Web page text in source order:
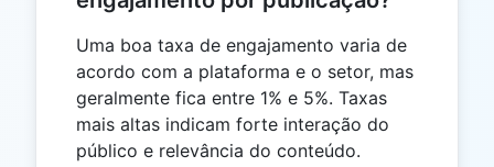
Uma boa taxa de engajamento varia de
acordo com a plataforma e o setor, mas
geralmente fica entre 1% e 5%. Taxas
mais altas indicam forte interação do
público e relevância do conteúdo.